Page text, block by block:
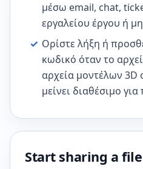
μέσω email, chat,
εργαλείου έργου ή
✓ Ορίστε λήξη ή
κωδικό όταν το
αρχεία μοντέλων 3D
μείνει διαθέσιμο
Start sharing a file